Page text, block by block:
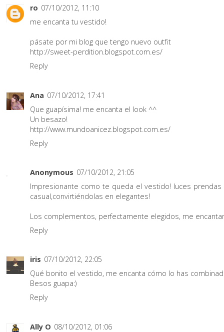
ro 07/10/2012, 11:10
me encanta tu vestido!
pásate por mi blog que tengo nuevo outfit
http://sweet-perdition.blogspot.com.es/
Reply
Ana 07/10/2012, 17:41
Que guapísima! me encanta el look ^^
Un besazo!
http://www.mundoanicez.blogspot.com.es/
Reply
Anonymous 07/10/2012, 21:05
Impresionante como te queda el vestido! luces prendas
casual,convirtiéndolas en elegantes!
Los complementos, perfectamente elegidos, me
Reply
iris 07/10/2012, 22:05
Qué bonito el vestido, me encanta cómo lo has
Besos guapa:)
Reply
Ally O 08/10/2012, 01:06